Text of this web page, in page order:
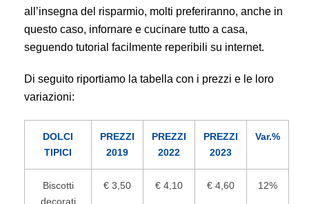
all’insegna del risparmio, molti preferiranno, anche in
questo caso, infornare e cucinare tutto a casa,
seguendo tutorial facilmente reperibili su internet.
Di seguito riportiamo la tabella con i prezzi e le loro
variazioni:
DOLCI
TIPICI
PREZZI
2019
PREZZI
2022
PREZZI
2023
Var.%
Biscotti
decorati
€ 3,50 € 4,10 € 4,60 12%